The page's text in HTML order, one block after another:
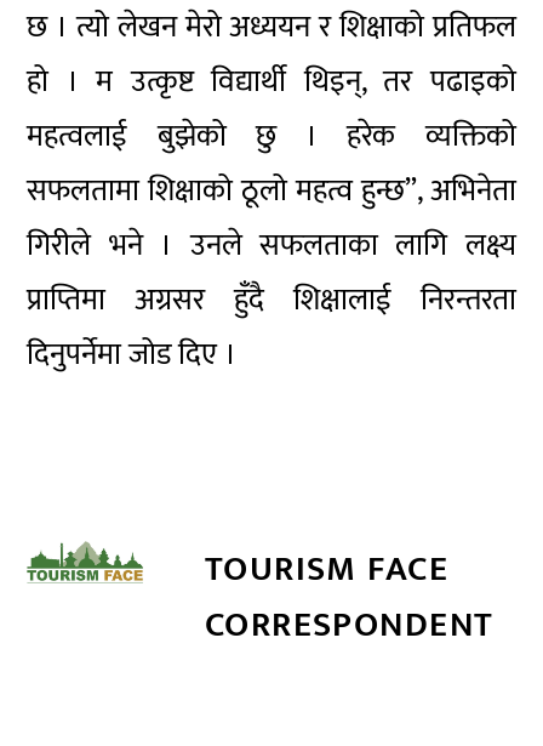
छ । त्यो लेखन मेरो अध्ययन र शिक्षाको प्रतिफल
हो । म उत्कृष्ट विद्यार्थी थिइन्, तर पढाइको
महत्वलाई बुझेको छु । हरेक व्यक्तिको
सफलतामा शिक्षाको ठूलो महत्व हुन्छ”, अभिनेता
गिरीले भने । उनले सफलताका लागि लक्ष्य
प्राप्तिमा अग्रसर हुँदै शिक्षालाई निरन्तरता
दिनुपर्नेमा जोड दिए ।
TOURISM FACE
CORRESPONDENT